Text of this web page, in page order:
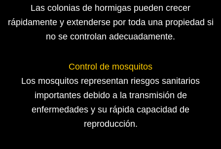
Las colonias de hormigas pueden crecer
rápidamente y extenderse por toda una propiedad si
no se controlan adecuadamente.
Control de mosquitos
Los mosquitos representan riesgos sanitarios
importantes debido a la transmisión de
enfermedades y su rápida capacidad de
reproducción.